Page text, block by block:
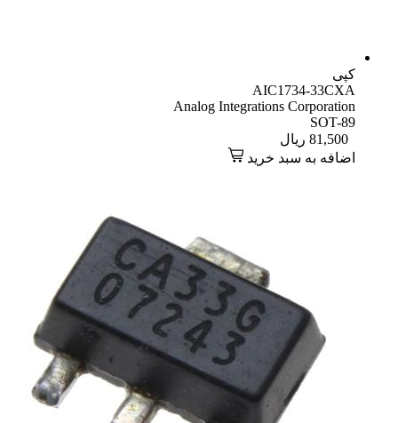
کپی
AIC1734-33CXA
Analog Integrations Corporation
SOT-89
81,500 ریال
اضافه به سبد خرید